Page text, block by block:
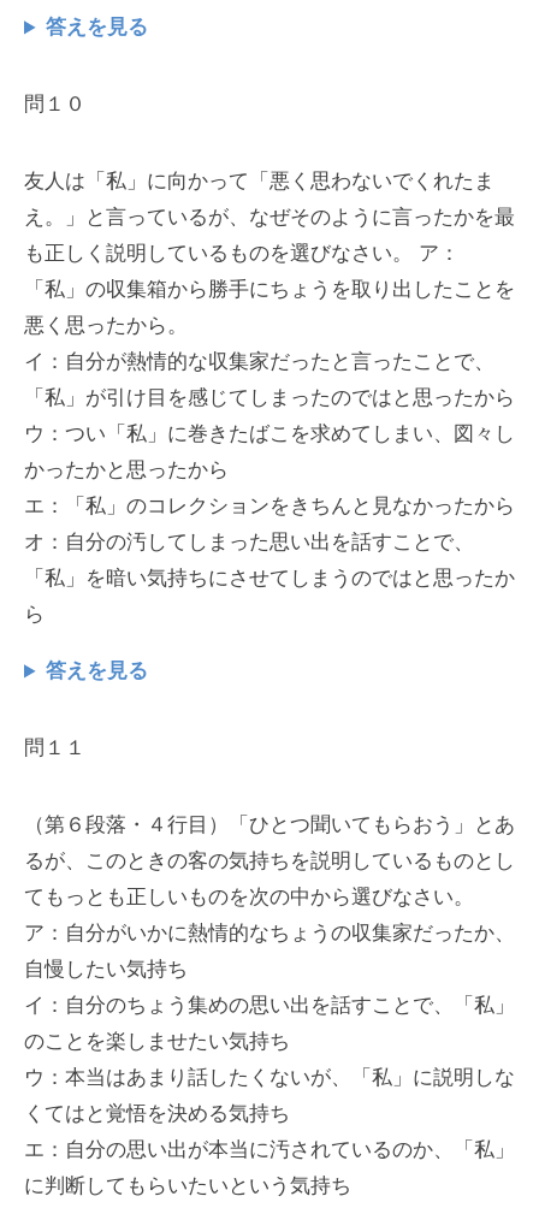
答えを見る
問１０
友人は「私」に向かって「悪く思わないでくれたま
え。」と言っているが、なぜそのように言ったかを最
も正しく説明しているものを選びなさい。 ア：
「私」の収集箱から勝手にちょうを取り出したことを
悪く思ったから。
イ：自分が熱情的な収集家だったと言ったことで、
「私」が引け目を感じてしまったのではと思ったから
ウ：つい「私」に巻きたばこを求めてしまい、図々し
かったかと思ったから
エ：「私」のコレクションをきちんと見なかったから
オ：自分の汚してしまった思い出を話すことで、
「私」を暗い気持ちにさせてしまうのではと思ったか
ら
答えを見る
問１１
（第６段落・４行目）「ひとつ聞いてもらおう」とあ
るが、このときの客の気持ちを説明しているものとし
てもっとも正しいものを次の中から選びなさい。
ア：自分がいかに熱情的なちょうの収集家だったか、
自慢したい気持ち
イ：自分のちょう集めの思い出を話すことで、「私」
のことを楽しませたい気持ち
ウ：本当はあまり話したくないが、「私」に説明しな
くてはと覚悟を決める気持ち
エ：自分の思い出が本当に汚されているのか、「私」
に判断してもらいたいという気持ち